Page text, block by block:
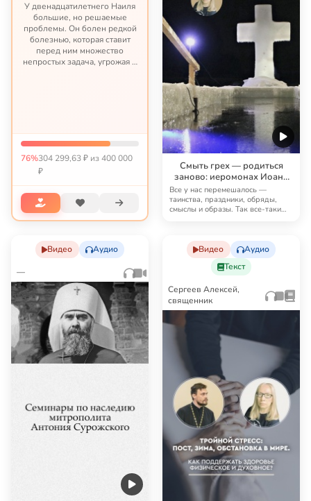
У двенадцатилетнего Наиля
большие, но решаемые
проблемы. Он болен редкой
болезнью, которая ставит
перед ним множество
непростых задача, угрожая в
76%304 299,63 ₽ из 400 000
₽
Смыть грех — родиться
заново: иеромонах Иоанн
(Гуайта) о Крещении в
Иордане и купании в
проруби
Все у нас перемешалось —
таинства, праздники, обряды,
смыслы и образы. Так все-таки
Видео Аудио
—
Видео
Аудио
Текст
Сергеев Алексей,
священник